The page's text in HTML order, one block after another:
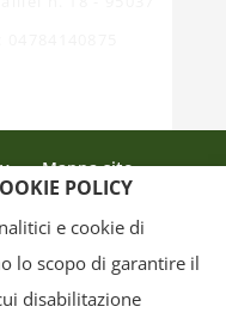
Mappa sito
POLICY
e cookie di
lo scopo di garantire il
disabilitazione